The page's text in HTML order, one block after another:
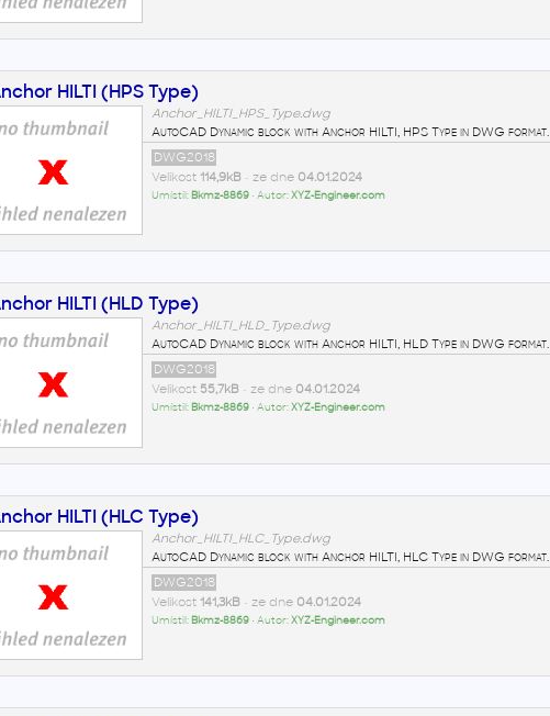
HILTI (HPS Type)
Anchor_HILTI_HPS_Type.dwg
AutoCAD Dynamic block with Anchor HILTI, HPS Type in DWG format.
DWG2018
Velikost 114,9kB• ze dne 04.01.2024
Umístil: Bkmz-8869• Autor:XYZ-Engineer.com
HILTI (HLD Type)
Anchor_HILTI_HLD_Type.dwg
AutoCAD Dynamic block with Anchor HILTI, HLD Type in DWG format.
DWG2018
Velikost 55,7kB• ze dne 04.01.2024
Umístil: Bkmz-8869• Autor:XYZ-Engineer.com
HILTI (HLC Type)
Anchor_HILTI_HLC_Type.dwg
AutoCAD Dynamic block with Anchor HILTI, HLC Type in DWG format.
DWG2018
Velikost 141,3kB• ze dne 04.01.2024
Umístil: Bkmz-8869• Autor:XYZ-Engineer.com